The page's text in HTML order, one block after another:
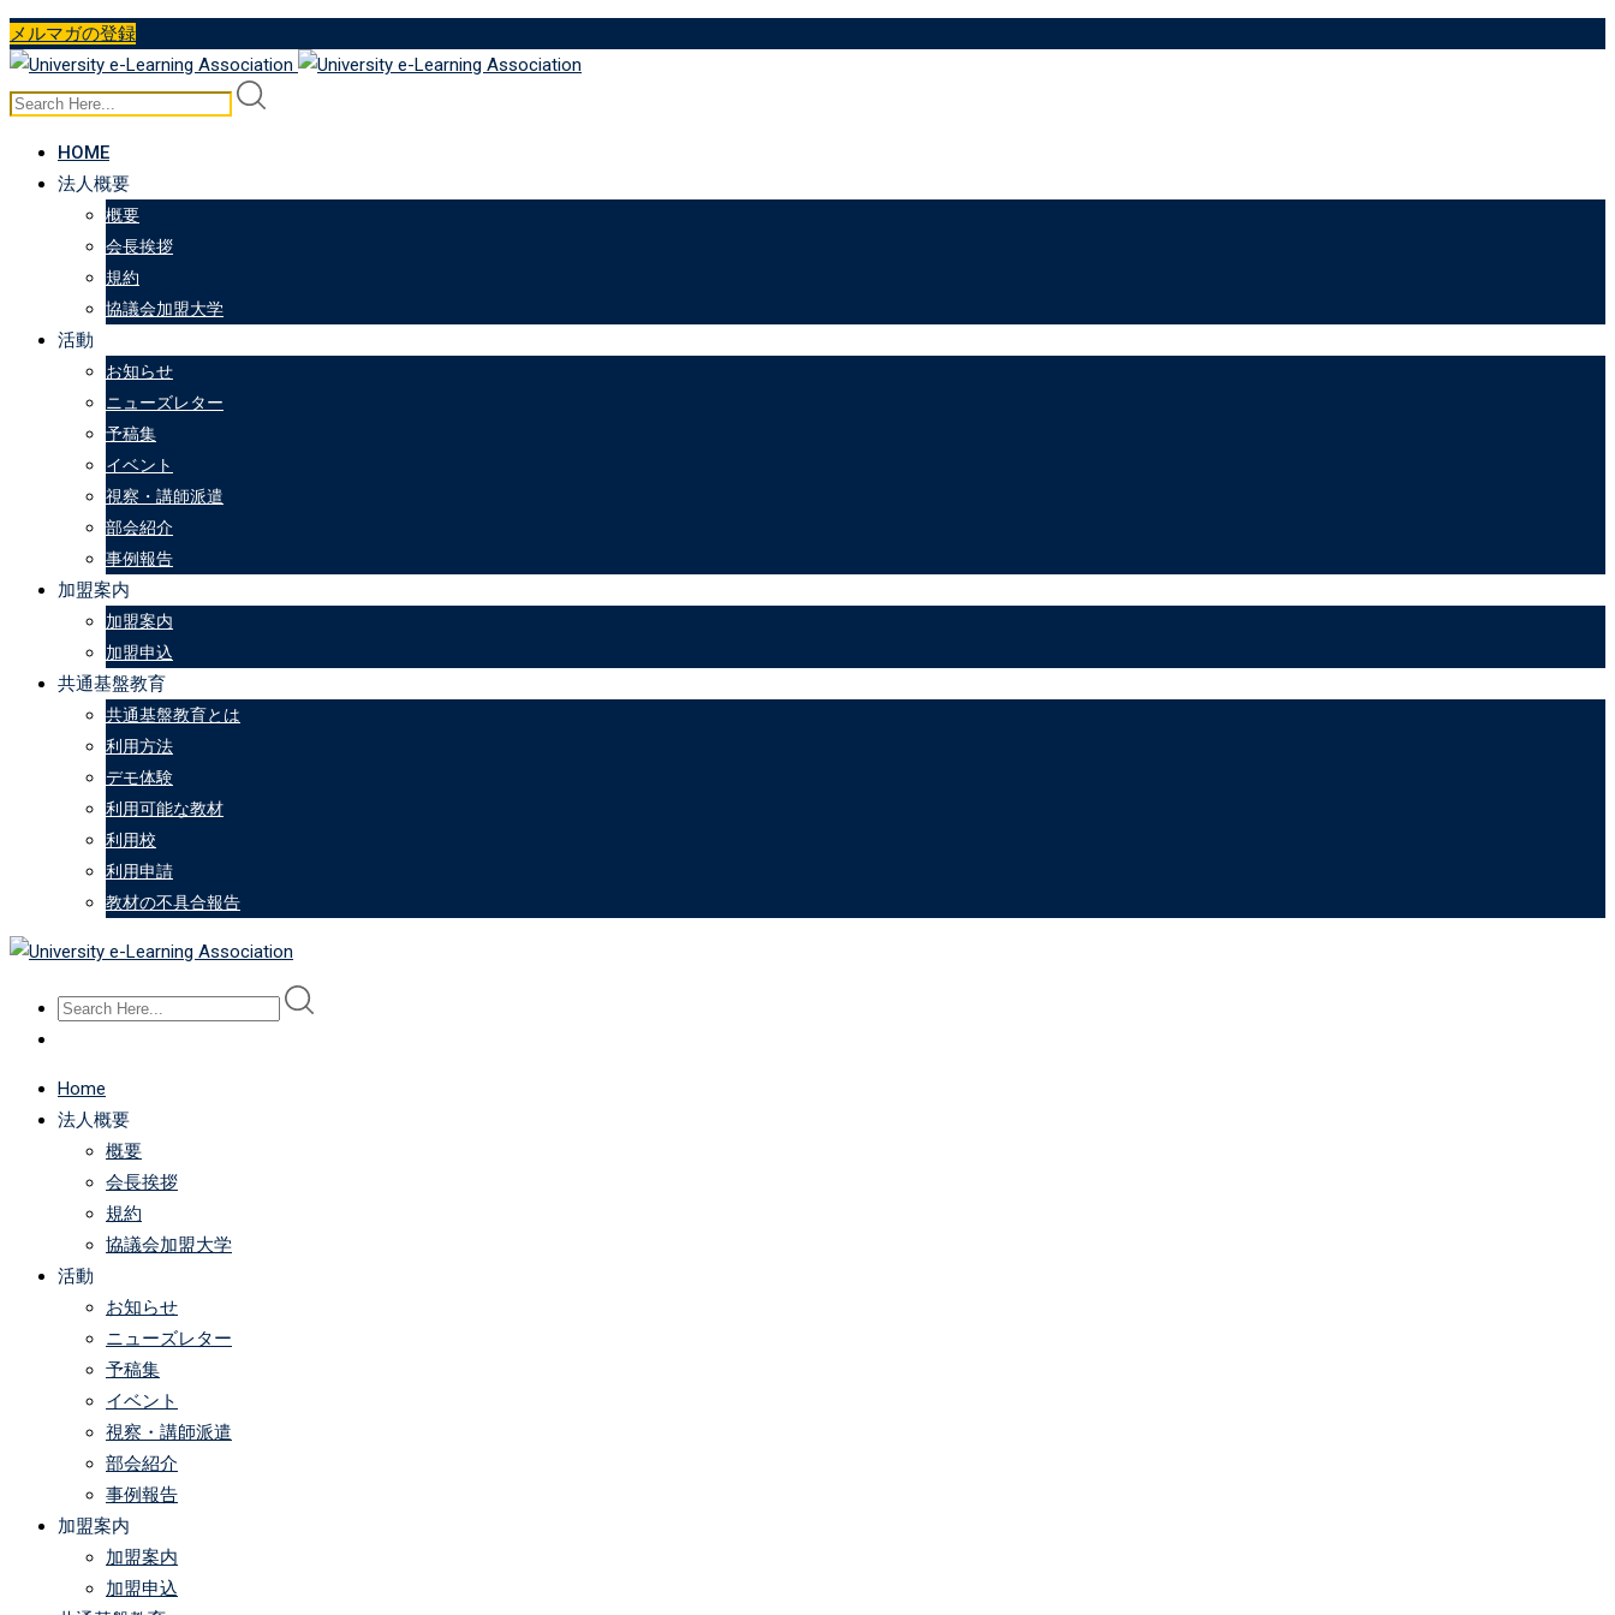
Skip
to
content
メルマガの登録
HOME
法人概要
概要
会長挨拶
規約
協議会加盟大学
活動
お知らせ
ニューズレター
予稿集
イベント
視察・講師派遣
部会紹介
事例報告
加盟案内
加盟案内
加盟申込
共通基盤教育
共通基盤教育とは
利用方法
デモ体験
利用可能な教材
利用校
利用申請
教材の不具合報告
Home
法人概要
概要
会長挨拶
規約
協議会加盟大学
活動
お知らせ
ニューズレター
予稿集
イベント
視察・講師派遣
部会紹介
事例報告
加盟案内
加盟案内
加盟申込